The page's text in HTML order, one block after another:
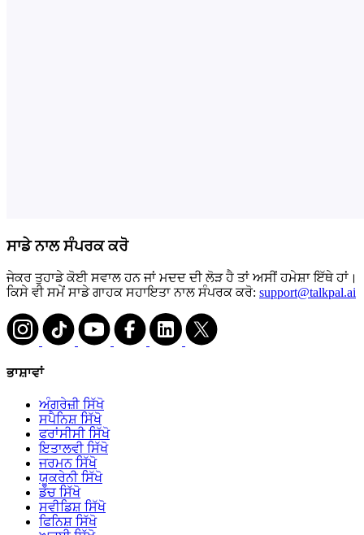
ਸਾਡੇ ਨਾਲ ਸੰਪਰਕ ਕਰੋ
ਜੇਕਰ ਤੁਹਾਡੇ ਕੋਈ ਸਵਾਲ ਹਨ ਜਾਂ ਮਦਦ ਦੀ ਲੋੜ ਹੈ ਤਾਂ ਅਸੀਂ ਹਮੇਸ਼ਾ ਇੱਥੇ ਹਾਂ।
ਕਿਸੇ ਵੀ ਸਮੇਂ ਸਾਡੇ ਗਾਹਕ ਸਹਾਇਤਾ ਨਾਲ ਸੰਪਰਕ ਕਰੋ: support@talkpal.ai
ਭਾਸ਼ਾਵਾਂ
ਅੰਗਰੇਜ਼ੀ ਸਿੱਖੋ
ਸਪੈਨਿਸ਼ ਸਿੱਖੋ
ਫਰਾਂਸੀਸੀ ਸਿੱਖੋ
ਇਤਾਲਵੀ ਸਿੱਖੋ
ਜਰਮਨ ਸਿੱਖੋ
ਯੂਕਰੇਨੀ ਸਿੱਖੋ
ਡੱਚ ਸਿੱਖੋ
ਸਵੀਡਿਸ਼ ਸਿੱਖੋ
ਫਿਨਿਸ਼ ਸਿੱਖੋ